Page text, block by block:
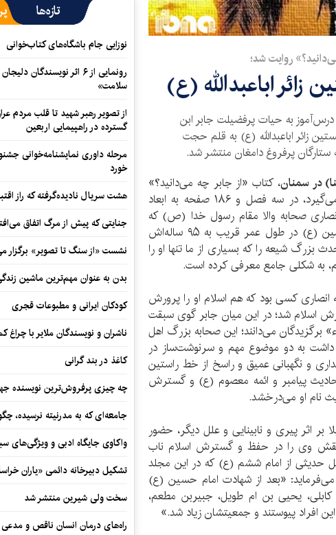
روایت شد؛
اباعبدالله (ع)
به حیات پرفضیلت جابر ابن
زائر اباعبدالله (ع) به قلم حجت
پرفروغ دامغان منتشر شد.
در سمنان، کتاب «از جابر چه می‌دانید؟»
که در ردیف موضوعی سرگذشتنامه‌ها جای می‌گیرد، در سه فصل و ۱۸۶ صفحه به ابعاد
صحابه والا مقام رسول خدا (ص) که
فیض درک وجود مبارک هفت تن از معصومین (ع) در طول عمر قریب به ۹۵ ساله‌اش
بزرگ شیعه را که بسیاری از ما تنها او را
به شکلی جامع معرفی کرده است.
انصاری کسی بود که هم اسلام او را پرورش
اسلام شد؛ در این میان جابر گوی سبقت
برگزیدگان می‌دانند؛ این صحابه بزرگ اهل
به دو موضوع مهم و سرنوشت‌ساز در
و نگهبانی عمیق و راسخ از خط راستین
پیامبر و ائمه معصوم (ع) و گسترش
نام او می‌درخشد.
بر اثر پیری و نابینایی و علل دیگر، حضور
نقش وی را در حفظ و گسترش اسلام ناب
از امام ششم (ع) که در این مجلد
«بعد از شهادت امام حسین (ع)
یحیی بن ام طویل، جبیربن مطعم،
افراد پیوستند و جمعیتشان زیاد شد.»
تازه‌ها
نوزایی جام باشگاه‌های کتاب‌خوانی
رونمایی از ۶ اثر
سلامت»
از تصویر رهبر شهید تا قلب مردم
گسترده در راهپیمایی اربعین
مرحله داوری نمایشنامه‌خوانی
خورد
هشت سریال نادیده‌گرفته که راز
جنایتی که پیش از مرگ اتفاق
نشست «از سنگ تا تصویر» برگزار
بدن به عنوان مهم‌ترین ماشین
کودکان ایرانی و مطبوعات قجری
ناشران و نویسندگان ملایر با
کاغذ در بند گرانی
چه چیزی پرفروش‌ترین نویسنده
جامعه‌ای که به مدرنیته نرسیده،
واکاوی جایگاه ادبی و ویژگی‌های
تشکیل دبیرخانه دائمی «یاران
سخت ولی شیرین منتشر شد
راه‌های درمان انسان ناقص و